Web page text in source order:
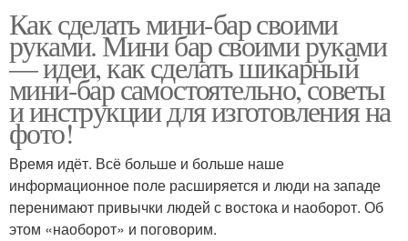
Как сделать мини-бар своими
руками. Мини бар своими руками
— идеи, как сделать шикарный
мини-бар самостоятельно, советы
и инструкции для изготовления на
фото!
Время идёт. Всё больше и больше наше
информационное поле расширяется и люди на западе
перенимают привычки людей с востока и наоборот. Об
этом «наоборот» и поговорим.